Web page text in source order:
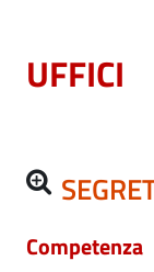
UFFICI
Competenza